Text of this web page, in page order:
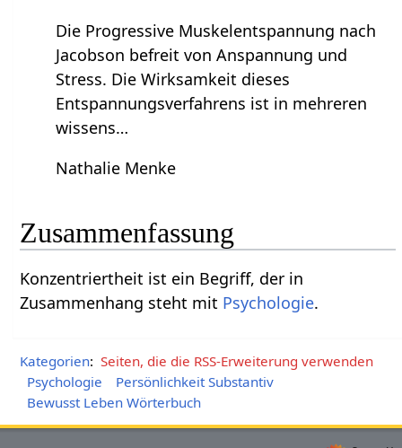
Die Progressive Muskelentspannung nach
Jacobson befreit von Anspannung und
Stress. Die Wirksamkeit dieses
Entspannungsverfahrens ist in mehreren
wissens…
Nathalie Menke
Zusammenfassung
Konzentriertheit‏‎ ist ein Begriff, der in
Zusammenhang steht mit Psychologie.
Kategorien: Seiten, die die RSS-Erweiterung verwenden
Psychologie
Persönlichkeit Substantiv
Bewusst Leben Wörterbuch